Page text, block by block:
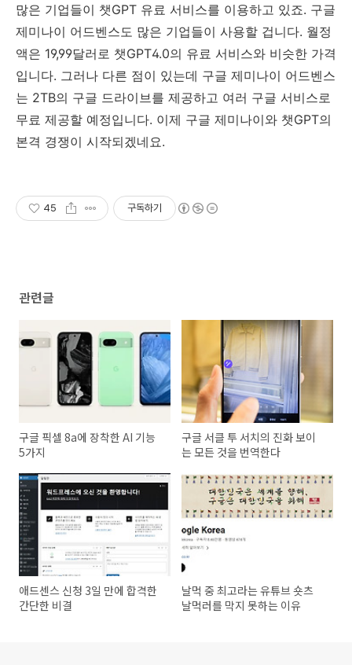
많은 기업들이 챗GPT 유료 서비스를 이용하고 있죠. 구글
제미나이 어드벤스도 많은 기업들이 사용할 겁니다. 월정
액은 19,99달러로 챗GPT4.0의 유료 서비스와 비슷한 가격
입니다. 그러나 다른 점이 있는데 구글 제미나이 어드벤스
는 2TB의 구글 드라이브를 제공하고 여러 구글 서비스로
무료 제공할 예정입니다. 이제 구글 제미나이와 챗GPT의
본격 경쟁이 시작되겠네요.
45 구독하기
관련글
구글 픽셀 8a에 장착한 AI 기능
5가지
구글 서클 투 서치의 진화 보이
는 모든 것을 번역한다
애드센스 신청 3일 만에 합격한
간단한 비결
날먹 중 최고라는 유튜브 숏츠
날먹러를 막지 못하는 이유